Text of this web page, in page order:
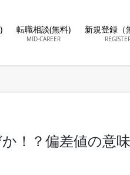
転職相談(無料)
MID-CAREER
新規登録（
！？偏差値の意